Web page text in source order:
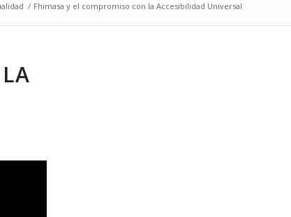
/ Fhimasa y el compromiso con la Accesibilidad Universal